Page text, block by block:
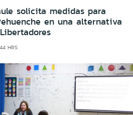
solicita medidas para
en una alternativa
HRS